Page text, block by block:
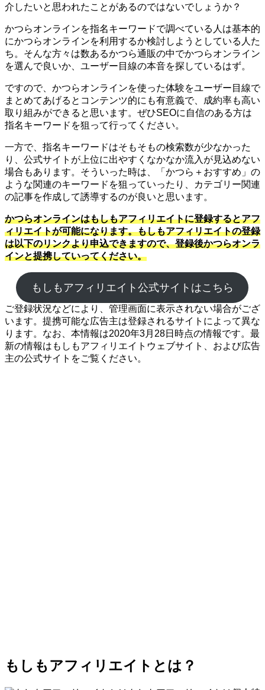
介したいと思われたことがあるのではないでしょうか？
かつらオンラインを指名キーワードで調べている人は基本的
にかつらオンラインを利用するか検討しようとしている人た
ち。そんな方々は数あるかつら通販の中でかつらオンライン
を選んで良いか、ユーザー目線の本音を探しているはず。
ですので、かつらオンラインを使った体験をユーザー目線で
まとめてあげるとコンテンツ的にも有意義で、成約率も高い
取り組みができると思います。ぜひSEOに自信のある方は
指名キーワードを狙って行ってください。
一方で、指名キーワードはそもそもの検索数が少なかった
り、公式サイトが上位に出やすくなかなか流入が見込めない
場合もあります。そういった時は、「かつら＋おすすめ」の
ような関連のキーワードを狙っていったり、カテゴリー関連
の記事を作成して誘導するのが良いと思います。
かつらオンラインはもしもアフィリエイトに登録するとアフ
ィリエイトが可能になります。もしもアフィリエイトの登録
は以下のリンクより申込できますので、登録後かつらオンラ
インと提携していってください。
もしもアフィリエイト公式サイトはこちら
ご登録状況などにより、管理画面に表示されない場合がござ
います。提携可能な広告主は登録されるサイトによって異な
ります。なお、本情報は2020年3月28日時点の情報です。最
新の情報はもしもアフィリエイトウェブサイト、および広告
主の公式サイトをご覧ください。
もしもアフィリエイトとは？